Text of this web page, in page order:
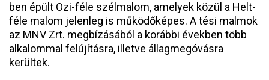
ben épült Ozi-féle szélmalom, amelyek közül a Helt-
féle malom jelenleg is működőképes. A tési malmok
az MNV Zrt. megbízásából a korábbi években több
alkalommal felújításra, illetve állagmegóvásra
kerültek.